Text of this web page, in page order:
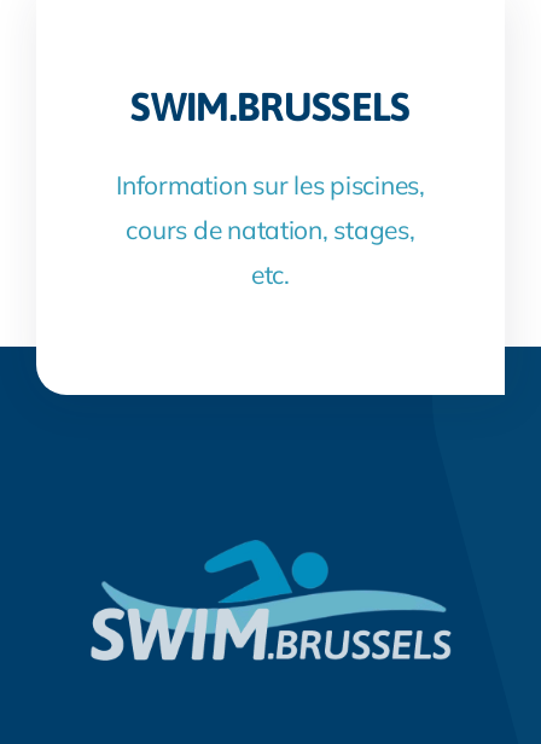
SWIM.BRUSSELS
Information sur les piscines,
cours de natation, stages,
etc.